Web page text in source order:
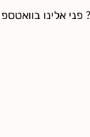
אלינו בוואטספ